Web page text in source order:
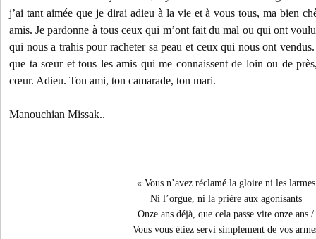
j’ai tant aimée que je dirai adieu à la vie et à vous tous, ma bien
amis. Je pardonne à tous ceux qui m’ont fait du mal ou qui ont
qui nous a trahis pour racheter sa peau et ceux qui nous ont
que ta sœur et tous les amis qui me connaissent de loin ou de
cœur. Adieu. Ton ami, ton camarade, ton mari.
Manouchian Missak..
« Vous n’avez réclamé la gloire ni les larmes
Ni l’orgue, ni la prière aux agonisants
Onze ans déjà, que cela passe vite onze ans /
Vous vous étiez servi simplement de vos